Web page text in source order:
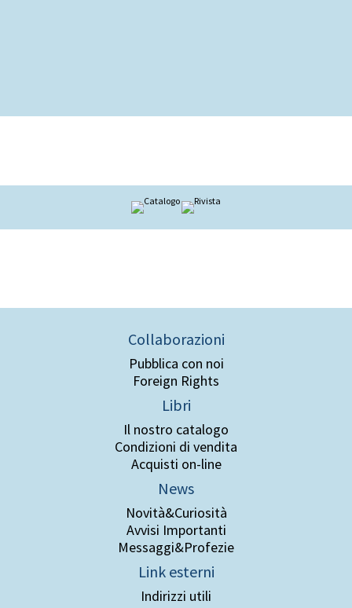
Collaborazioni
Pubblica con noi
Foreign Rights
Libri
Il nostro catalogo
Condizioni di vendita
Acquisti on-line
News
Novità&Curiosità
Avvisi Importanti
Messaggi&Profezie
Link esterni
Indirizzi utili